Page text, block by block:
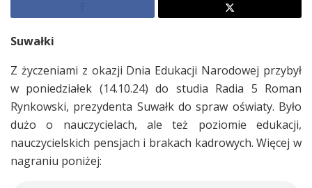
Suwałki
Z życzeniami z okazji Dnia Edukacji Narodowej przybył
w poniedziałek (14.10.24) do studia Radia 5 Roman
Rynkowski, prezydenta Suwałk do spraw oświaty. Było
dużo o nauczycielach, ale też poziomie edukacji,
nauczycielskich pensjach i brakach kadrowych. Więcej w
nagraniu poniżej: